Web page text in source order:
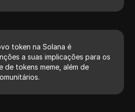
token na Solana é
a suas implicações para os
de tokens meme, além de